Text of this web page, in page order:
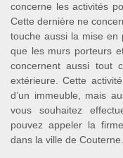
concerne les activités
Cette dernière ne
touche aussi la mise en
que les murs porteurs
concernent aussi tout
extérieure. Cette
d’un immeuble, mais
vous souhaitez
pouvez appeler la
dans la ville de Couterne.